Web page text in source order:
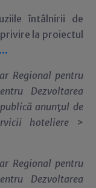
întâlnirii de
la proiectul
Regional pentru
Dezvoltarea
anunţul de
hoteliere >
Regional pentru
Dezvoltarea